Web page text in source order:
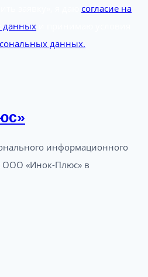
согласие на
данных
данных.
информационного
ООО «Инок-Плюс» в